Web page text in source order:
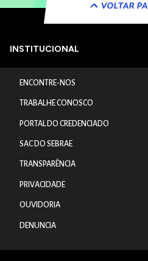
VOLTAR
INSTITUCIONAL
ENCONTRE-NOS
TRABALHE CONOSCO
PORTAL DO CREDENCIADO
SAC DO SEBRAE
TRANSPARÊNCIA
PRIVACIDADE
OUVIDORIA
DENUNCIA